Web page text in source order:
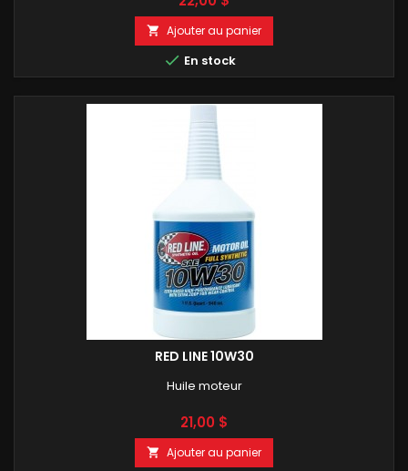
 Ajouter au panier
 En stock
RED LINE 10W30
Huile moteur
Prix
21,00 $
 Ajouter au panier